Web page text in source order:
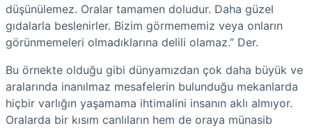
düşünülemez. Oralar tamamen doludur. Daha güzel
gıdalarla beslenirler. Bizim görmememiz veya onların
görünmemeleri olmadıklarına delili olamaz.” Der.
Bu örnekte olduğu gibi dünyamızdan çok daha büyük ve
aralarında inanılmaz mesafelerin bulunduğu mekanlarda
hiçbir varlığın yaşamama ihtimalini insanın aklı almıyor.
Oralarda bir kısım canlıların hem de oraya münasib